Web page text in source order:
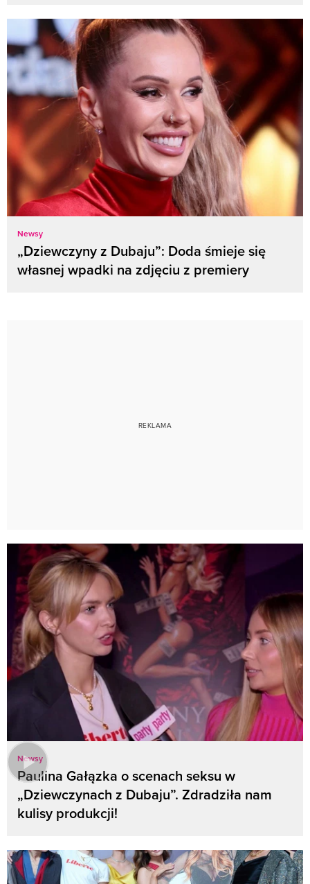
Newsy
„Dziewczyny z Dubaju”: Doda śmieje się
własnej wpadki na zdjęciu z premiery
Newsy
Paulina Gałązka o scenach seksu w
„Dziewczynach z Dubaju”. Zdradziła nam
kulisy produkcji!